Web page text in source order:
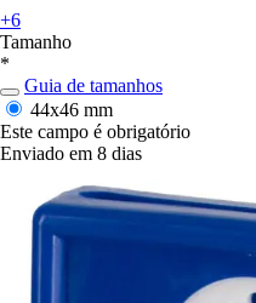
+6
Tamanho
*
Guia de tamanhos
44x46 mm
Este campo é obrigatório
Enviado em 8 dias